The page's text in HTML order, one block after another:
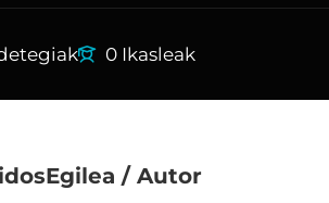
0 Ikasleak
Egilea / Autor